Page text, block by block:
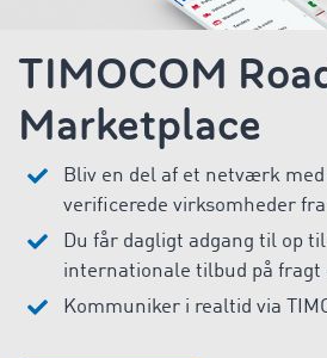
TIMOCOM
Marketplace
Bliv en del af et netværk med
verificerede virksomheder
Du får dagligt adgang til op
internationale tilbud på fragt
Kommuniker i realtid via